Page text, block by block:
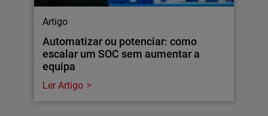
Artigo
Automatizar ou potenciar: como
escalar um SOC sem aumentar a
equipa
Ler Artigo